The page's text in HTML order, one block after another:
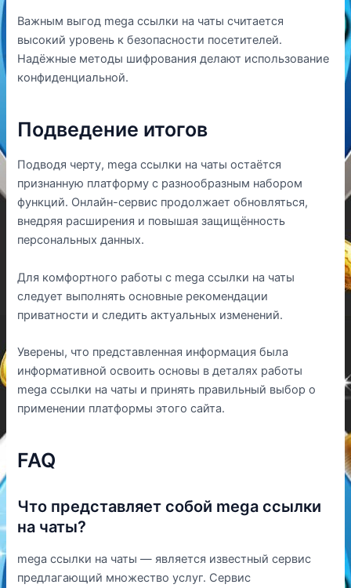
Важным выгод mega ссылки на чаты считается
высокий уровень к безопасности посетителей.
Надёжные методы шифрования делают использование
конфиденциальной.
Подведение итогов
Подводя черту, mega ссылки на чаты остаётся
признанную платформу с разнообразным набором
функций. Онлайн-сервис продолжает обновляться,
внедряя расширения и повышая защищённость
персональных данных.
Для комфортного работы с mega ссылки на чаты
следует выполнять основные рекомендации
приватности и следить актуальных изменений.
Уверены, что представленная информация была
информативной освоить основы в деталях работы
mega ссылки на чаты и принять правильный выбор о
применении платформы этого сайта.
FAQ
Что представляет собой mega ссылки
на чаты?
mega ссылки на чаты — является известный сервис
предлагающий множество услуг. Сервис